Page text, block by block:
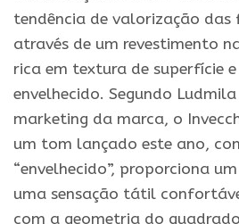
tendência de valorização das
através de um revestimento
rica em textura de superfície
envelhecido. Segundo
marketing da marca, o
um tom lançado este ano,
“envelhecido”, proporciona
uma sensação tátil
com a geometria do